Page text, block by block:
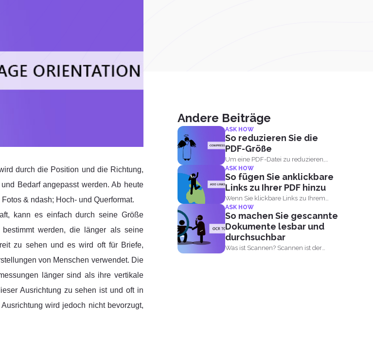
durch die Position und die Richtung,
Bedarf angepasst werden. Ab heute
& ndash; Hoch- und Querformat.
kann es einfach durch seine Größe
werden, die länger als seine
zu sehen und es wird oft für Briefe,
von Menschen verwendet. Die
länger sind als ihre vertikale
Ausrichtung zu sehen ist und oft in
wird jedoch nicht bevorzugt,
Andere Beiträge
ASK HOW
So reduzieren Sie die
PDF-Größe
Um eine PDF-Datei zu reduzieren,
benötigen Sie eine PDF-
Kompressorsoftware...
ASK HOW
So fügen Sie anklickbare
Links zu Ihrer PDF hinzu
Wenn Sie klickbare Links zu Ihrem
PDF-Dokument hinzufügen, k...
ASK HOW
So machen Sie gescannte
Dokumente lesbar und
durchsuchbar
Was ist Scannen? Scannen ist der